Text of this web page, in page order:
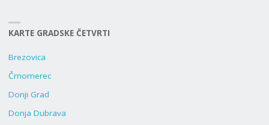
KARTE GRADSKE ČETVRTI
Brezovica
Črnomerec
Donji Grad
Donja Dubrava